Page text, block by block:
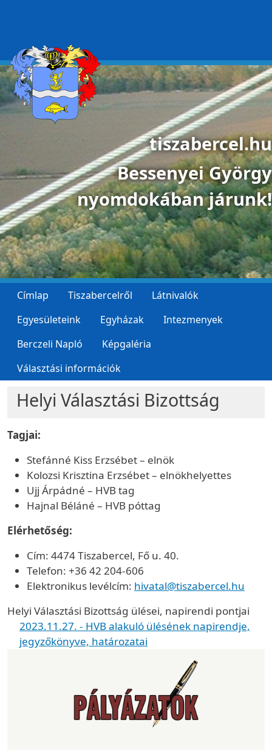
tiszabercel.hu
Bessenyei György
nyomdokában járunk!
Címlap Tiszabercelről
Látnivalók
Egyesületeink
Egyházak
Intezmenyek
Berczeli Napló
Képgaléria
Választási információk
Helyi Választási Bizottság
Tagjai:
Stefánné Kiss Erzsébet – elnök
Kolozsi Krisztina Erzsébet – elnökhelyettes
Ujj Árpádné – HVB tag
Hajnal Béláné – HVB póttag
Elérhetőség:
Cím: 4474 Tiszabercel, Fő u. 40.
Telefon: +36 42 204-606
Elektronikus levélcím: hivatal@tiszabercel.hu
Helyi Választási Bizottság ülései, napirendi pontjai
2023.11.27. - HVB alakuló ülésének napirendje,
jegyzőkönyve, határozatai